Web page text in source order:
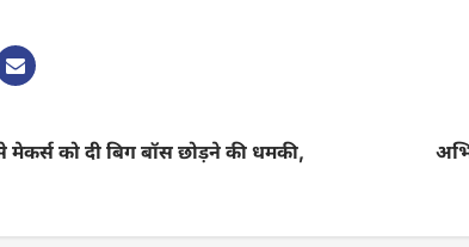
को दी बिग बॉस छोड़ने की धमकी,